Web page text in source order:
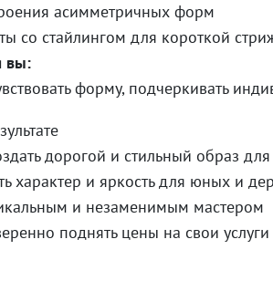
асимметричных форм
со стайлингом для короткой
вы:
форму, подчеркивать
дорогой и стильный образ
характер и яркость для юных и
и незаменимым мастером
поднять цены на свои услуги